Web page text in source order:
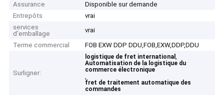
Assurance
Disponible sur demande
Entrepôts
vrai
services
d'emballage
vrai
Terme commercial
FOB EXW DDP DDU,FOB,EXW,DDP,DDU
Surligner:
logistique de fret international,
Automatisation de la logistique du
commerce électronique
,
fret de traitement automatique des
commandes